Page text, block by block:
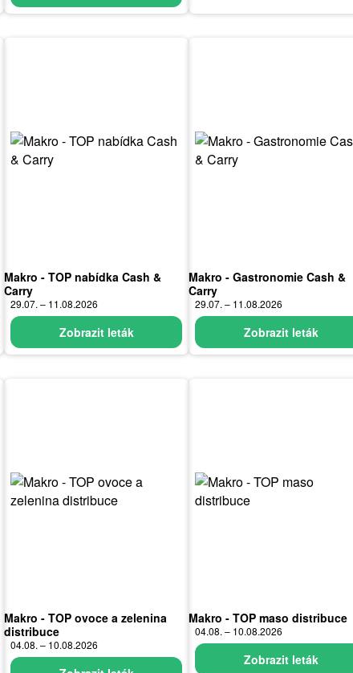
Makro - TOP nabídka Cash &
Carry
29.07. – 11.08.2026
Zobrazit leták
Makro - Gastronomie Cash &
Carry
29.07. – 11.08.2026
Zobrazit leták
Makro - TOP ovoce a zelenina
distribuce
04.08. – 10.08.2026
Makro - TOP maso distribuce
04.08. – 10.08.2026
Zobrazit leták